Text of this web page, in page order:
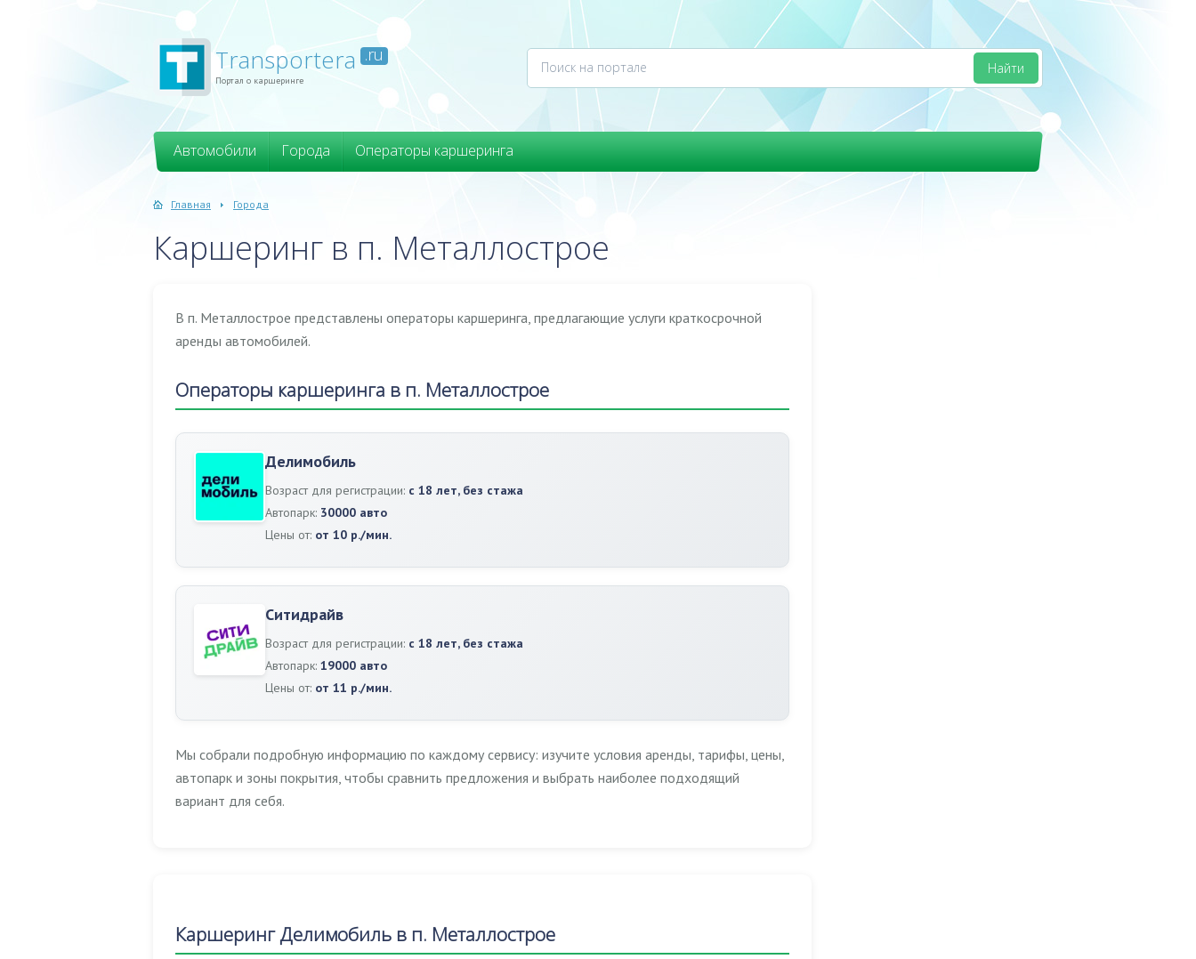
Transportera .ru
Портал о каршеринге
Автомобили Города Операторы каршеринга
Главная Города
Каршеринг в п. Металлострое
В п. Металлострое представлены операторы каршеринга, предлагающие услуги краткосрочной
аренды автомобилей.
Операторы каршеринга в п. Металлострое
Делимобиль
Возраст для регистрации: с 18 лет, без стажа
Автопарк: 30000 авто
Цены от: от 10 р./мин.
Ситидрайв
Возраст для регистрации: с 18 лет, без стажа
Автопарк: 19000 авто
Цены от: от 11 р./мин.
Мы собрали подробную информацию по каждому сервису: изучите условия аренды, тарифы, цены,
автопарк и зоны покрытия, чтобы сравнить предложения и выбрать наиболее подходящий
вариант для себя.
Каршеринг Делимобиль в п. Металлострое